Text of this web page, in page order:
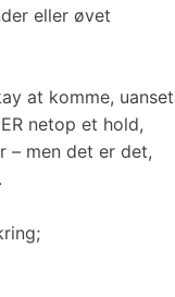
eller øvet
at komme, uanset
netop et hold,
– men det er det,